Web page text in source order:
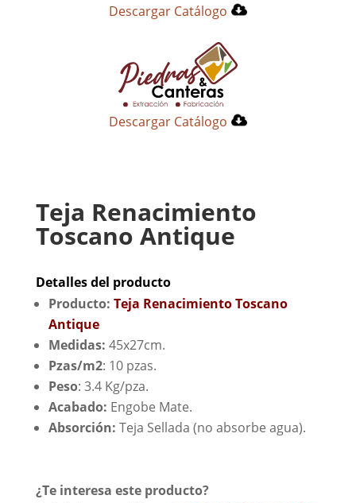
Descargar Catálogo
Descargar Catálogo
Teja Renacimiento
Toscano Antique
Detalles del producto
Producto: Teja Renacimiento Toscano
Antique
Medidas: 45x27cm.
Pzas/m2: 10 pzas.
Peso: 3.4 Kg/pza.
Acabado: Engobe Mate.
Absorción: Teja Sellada (no absorbe agua).
¿Te interesa este producto?